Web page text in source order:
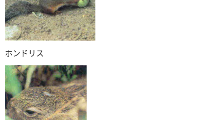
ホンドリス